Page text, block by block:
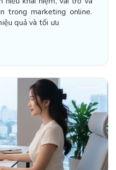
trong marketing online.
quả và tối ưu